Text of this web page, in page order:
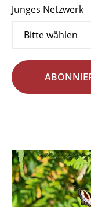
Junges Netzwerk